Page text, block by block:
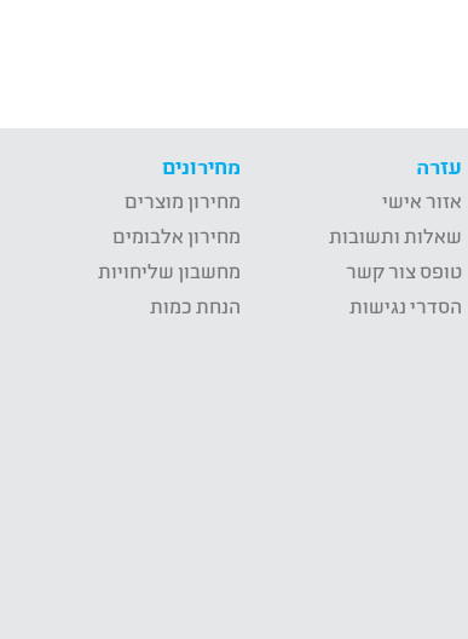
עזרה
אזור אישי
שאלות ותשובות
טופס צור קשר
הסדרי נגישות
מחירונים
מחירון מוצרים
מחירון אלבומים
מחשבון שליחויות
הנחת כמות